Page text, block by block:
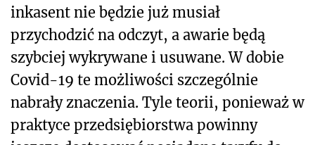
inkasent nie będzie już musiał
przychodzić na odczyt, a awarie będą
szybciej wykrywane i usuwane. W dobie
Covid-19 te możliwości szczególnie
nabrały znaczenia. Tyle teorii, ponieważ w
praktyce przedsiębiorstwa powinny